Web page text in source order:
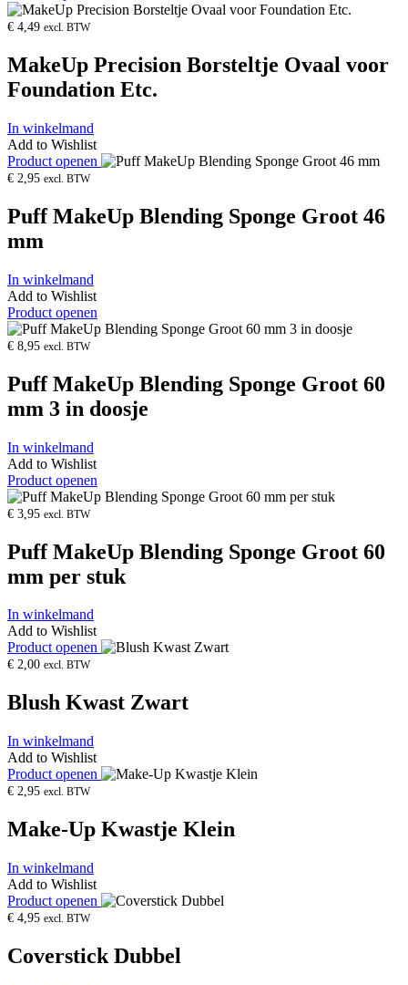
€ 4,49 excl. BTW
MakeUp Precision Borsteltje Ovaal voor
Foundation Etc.
In winkelmand
Add to Wishlist
Product openen
€ 2,95 excl. BTW
Puff MakeUp Blending Sponge Groot 46
mm
In winkelmand
Add to Wishlist
Product openen
€ 8,95 excl. BTW
Puff MakeUp Blending Sponge Groot 60
mm 3 in doosje
In winkelmand
Add to Wishlist
Product openen
€ 3,95 excl. BTW
Puff MakeUp Blending Sponge Groot 60
mm per stuk
In winkelmand
Add to Wishlist
Product openen
€ 2,00 excl. BTW
Blush Kwast Zwart
In winkelmand
Add to Wishlist
Product openen
€ 2,95 excl. BTW
Make-Up Kwastje Klein
In winkelmand
Add to Wishlist
Product openen
€ 4,95 excl. BTW
Coverstick Dubbel